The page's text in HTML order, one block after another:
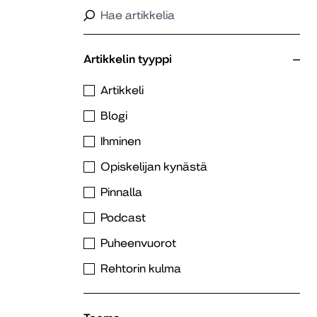
Artikkelin tyyppi
Artikkeli
Blogi
Ihminen
Opiskelijan kynästä
Pinnalla
Podcast
Puheenvuorot
Rehtorin kulma